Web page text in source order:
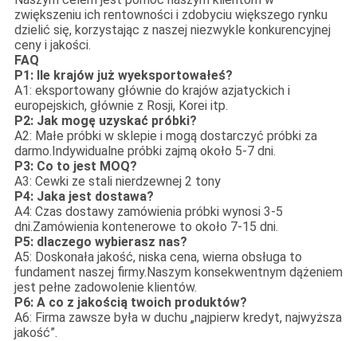
zwiększeniu ich rentowności i zdobyciu większego rynku
dzielić się, korzystając z naszej niezwykle konkurencyjnej
ceny i jakości.
FAQ
P1: Ile krajów już wyeksportowałeś?
A1: eksportowany głównie do krajów azjatyckich i
europejskich, głównie z Rosji, Korei itp.
P2: Jak mogę uzyskać próbki?
A2: Małe próbki w sklepie i mogą dostarczyć próbki za
darmo.Indywidualne próbki zajmą około 5-7 dni.
P3: Co to jest MOQ?
A3: Cewki ze stali nierdzewnej 2 tony
P4: Jaka jest dostawa?
A4: Czas dostawy zamówienia próbki wynosi 3-5
dni.Zamówienia kontenerowe to około 7-15 dni.
P5: dlaczego wybierasz nas?
A5: Doskonała jakość, niska cena, wierna obsługa to
fundament naszej firmy.Naszym konsekwentnym dążeniem
jest pełne zadowolenie klientów.
P6: A co z jakością twoich produktów?
A6: Firma zawsze była w duchu „najpierw kredyt, najwyższa
jakość”.